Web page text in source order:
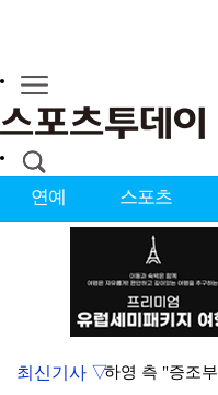
연예 스포츠
최신기사 ▽